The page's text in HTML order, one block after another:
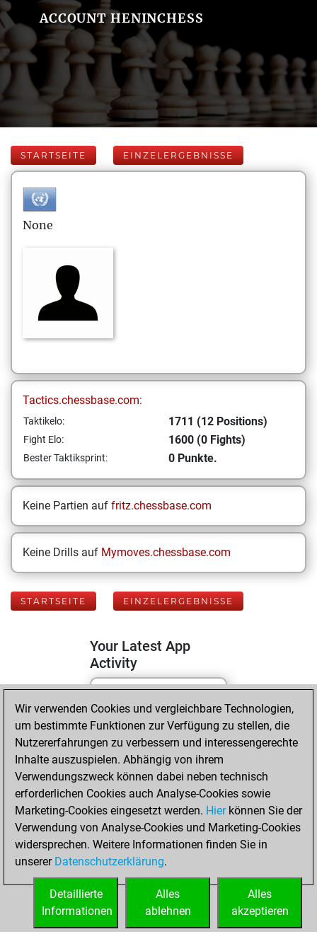
ACCOUNT HENINCHESS
STARTSEITE EINZELERGEBNISSE
None
Tactics.chessbase.com:
Taktikelo: 1711 (12 Positions)
Fight Elo: 1600 (0 Fights)
Bester Taktiksprint: 0 Punkte.
Keine Partien auf fritz.chessbase.com
Keine Drills auf Mymoves.chessbase.com
STARTSEITE EINZELERGEBNISSE
Your Latest App
Activity
Montag, Juni 22,
2026
You totalled 12
tactics positions
Tactics
You
solved 8 tactics
positions
You achieved
tactics positions
Wir verwenden Cookies und vergleichbare Technologien,
um bestimmte Funktionen zur Verfügung zu stellen, die
Nutzererfahrungen zu verbessern und interessengerechte
Inhalte auszuspielen. Abhängig von ihrem
Verwendungszweck können dabei neben technisch
erforderlichen Cookies auch Analyse-Cookies sowie
Marketing-Cookies eingesetzt werden. Hierkönnen Sie der
Verwendung von Analyse-Cookies und Marketing-Cookies
widersprechen. Weitere Informationen finden Sie in
unserer Datenschutzerklärung.
Alles
akzeptieren
Alles
ablehnen
Detaillierte
Informationen